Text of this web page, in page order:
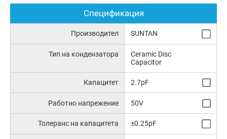
Спецификация
Производител SUNTAN
Тип на кондензатора
Ceramic Disc
Capacitor
Капацитет 2.7pF
Работно напрежение 50V
Толеранс на капацитета ±0.25pF